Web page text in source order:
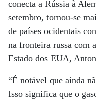
conecta a Rússia à
setembro, tornou-se
de países ocidentais
na fronteira russa com
Estado dos EUA,
“É notável que ainda
Isso significa que o